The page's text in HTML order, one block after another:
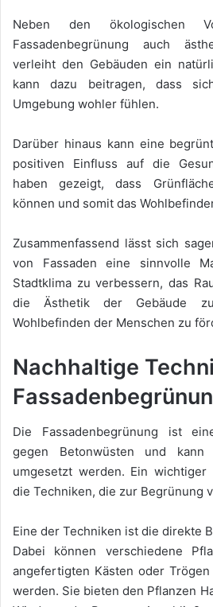
Neben den ökologischen
Fassadenbegrünung auch
verleiht den Gebäuden ein
kann dazu beitragen, dass
Umgebung wohler fühlen.
Darüber hinaus kann eine
positiven Einfluss auf die
haben gezeigt, dass
können und somit das
Zusammenfassend lässt sich
von Fassaden eine sinnvolle
Stadtklima zu verbessern, das
die Ästhetik der Gebäude
Wohlbefinden der Menschen zu
Nachhaltige
Die Fassadenbegrünung ist
gegen Betonwüsten und
umgesetzt werden. Ein wichtiger
die Techniken, die zur Begrünung
Eine der Techniken ist die direkte
Dabei können verschiedene
angefertigten Kästen oder
werden. Sie bieten den Pflanzen